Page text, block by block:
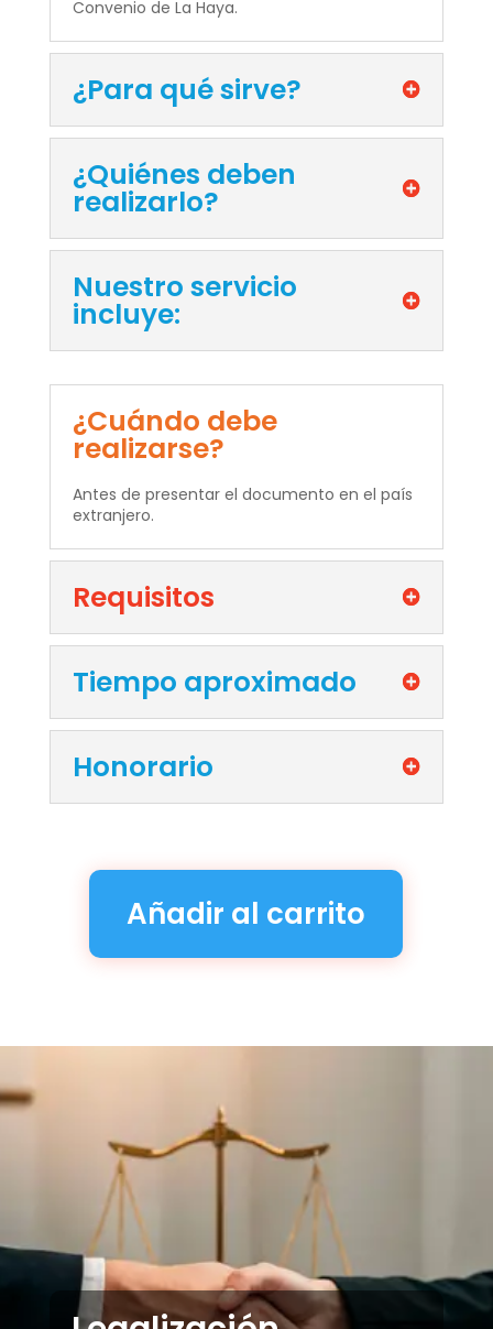
Convenio de La Haya.
¿Para qué sirve?
¿Quiénes deben
realizarlo?
Nuestro servicio
incluye:
¿Cuándo debe
realizarse?
Antes de presentar el documento en el país
extranjero.
Requisitos
Tiempo aproximado
Honorario
Añadir al carrito